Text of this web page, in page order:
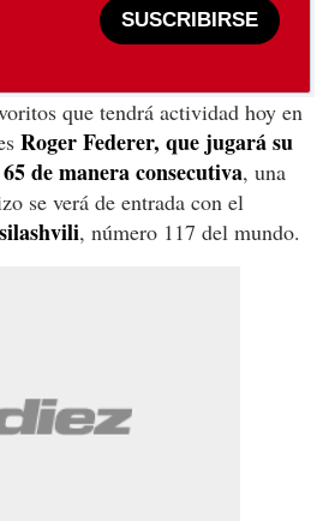
SUSCRIBIRSE
que tendrá actividad hoy en
Roger Federer, que jugará su
de manera consecutiva, una
se verá de entrada con el
, número 117 del mundo.